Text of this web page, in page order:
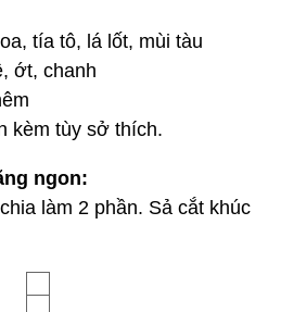
tía tô, lá lốt, mùi tàu
ớt, chanh
kèm tùy sở thích.
ngon:
làm 2 phần. Sả cắt khúc